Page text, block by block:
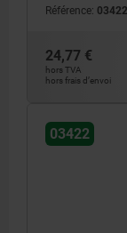
Référence:
24,77 €
hors TVA
hors frais d’envoi
03422